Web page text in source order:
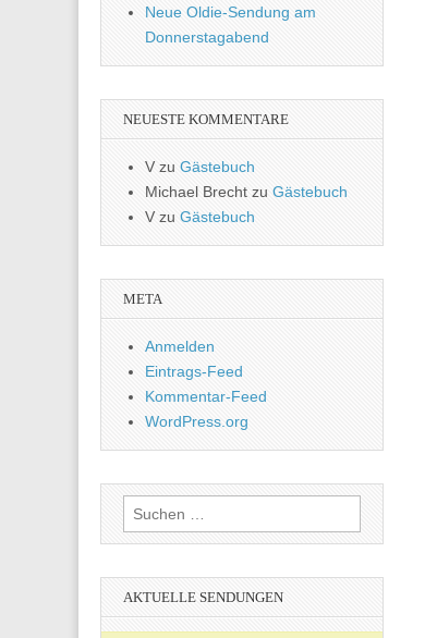
Neue Oldie-Sendung am
Donnerstagabend
NEUESTE KOMMENTARE
V zu Gästebuch
Michael Brecht zu Gästebuch
Vzu Gästebuch
META
Anmelden
Eintrags-Feed
Kommentar-Feed
WordPress.org
Suchen
nach:
AKTUELLE SENDUNGEN